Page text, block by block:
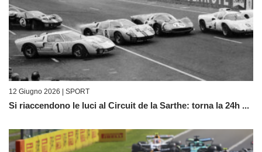
12 Giugno 2026 | SPORT
Si riaccendono le luci al Circuit de la Sarthe: torna la 24h ...